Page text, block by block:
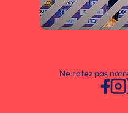
Ne ratez pas